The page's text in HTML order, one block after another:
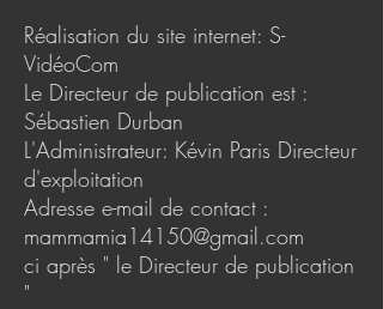
Réalisation du site internet: S-
VidéoCom
Le Directeur de publication est :
Sébastien Durban
L'Administrateur: Kévin Paris Directeur
d'exploitation
Adresse e-mail de contact :
mammamia14150@gmail.com
ci après " le Directeur de publication
"